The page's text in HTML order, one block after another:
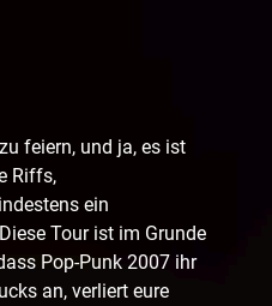
feiern, und ja, es ist
Riffs,
ein
Tour ist im Grunde
Pop-Punk 2007 ihr
an, verliert eure